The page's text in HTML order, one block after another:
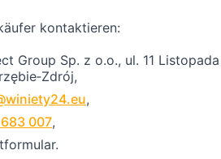
kontaktieren:
Group Sp. z o.o., ul. 11 Listopada
,
007,